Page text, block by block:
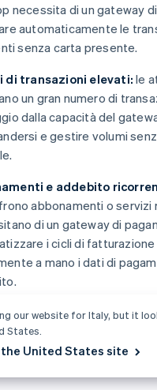
necessita di un gateway
automaticamente le
senza carta presente.
di transazioni elevati: le
un gran numero di
dalla capacità del
e gestire volumi
e addebito
abbonamenti o servizi
di un gateway di
i cicli di fatturazione
a mano i dati di
multivaluta o
a clienti in Paesi
di un gateway di
our website for Italy, but it
States.
United States site